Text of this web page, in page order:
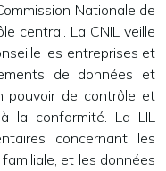
Nationale de
central. La CNIL veille
les entreprises et
de données et
pouvoir de contrôle et
la conformité. La LIL
concernant les
et les données